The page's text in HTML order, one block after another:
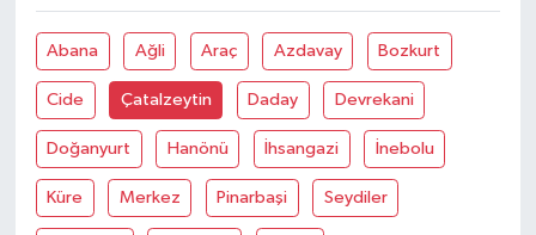
Abana Ağli Araç Azdavay Bozkurt
Cide Çatalzeytin Daday Devrekani
Doğanyurt Hanönü İhsangazi İnebolu
Küre Merkez Pinarbaşi Seydiler